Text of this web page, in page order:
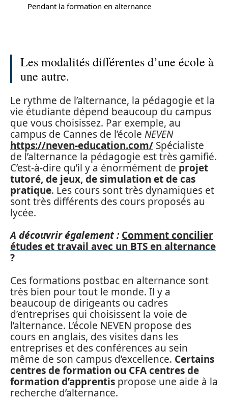
Pendant la formation en alternance
Les modalités différentes d’une école à
une autre.
Le rythme de l’alternance, la pédagogie et la
vie étudiante dépend beaucoup du campus
que vous choisissez. Par exemple, au
campus de Cannes de l’école NEVEN
https://neven-education.com/ Spécialiste
de l’alternance la pédagogie est très gamifié.
C’est-à-dire qu’il y a énormément de projet
tutoré, de jeux, de simulation et de cas
pratique. Les cours sont très dynamiques et
sont très différents des cours proposés au
lycée.
A découvrir également : Comment concilier
études et travail avec un BTS en alternance
?
Ces formations postbac en alternance sont
très bien pour tout le monde. Il y a
beaucoup de dirigeants ou cadres
d’entreprises qui choisissent la voie de
l’alternance. L’école NEVEN propose des
cours en anglais, des visites dans les
entreprises et des conférences au sein
même de son campus d’excellence. Certains
centres de formation ou CFA centres de
formation d’apprentis propose une aide à la
recherche d’alternance.